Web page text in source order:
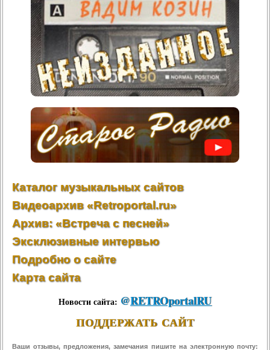
Каталог музыкальных сайтов
Видеоархив «Retroportal.ru»
Архив: «Встреча с песней»
Эксклюзивные интервью
Подробно о сайте
Карта сайта
Новости сайта: @RETROportalRU
ПОДДЕРЖАТЬ САЙТ
Ваши отзывы, предложения, замечания пишите на электронную почту: